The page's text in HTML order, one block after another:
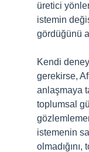
üretici
istemin
gördüğünü
Kendi
gerekirse,
anlaşmaya
toplumsal
istemenin